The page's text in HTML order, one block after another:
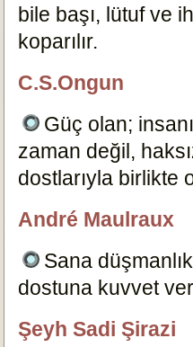
bile başı, lütuf ve
koparılır.
C.S.Ongun
Güç olan;
zaman değil,
dostlarıyla birlikte
André Maulraux
Sana
dostuna kuvvet
Şeyh Sadi Şirazi